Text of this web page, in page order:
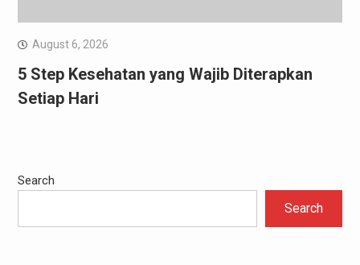
August 6, 2026
5 Step Kesehatan yang Wajib Diterapkan
Setiap Hari
Search
Search